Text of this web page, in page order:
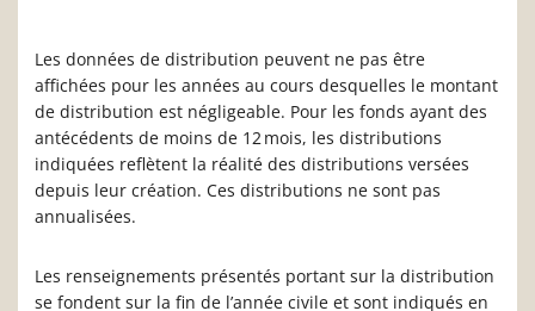
Les données de distribution peuvent ne pas être
affichées pour les années au cours desquelles le montant
de distribution est négligeable. Pour les fonds ayant des
antécédents de moins de 12 mois, les distributions
indiquées reflètent la réalité des distributions versées
depuis leur création. Ces distributions ne sont pas
annualisées.
Les renseignements présentés portant sur la distribution
se fondent sur la fin de l’année civile et sont indiqués en